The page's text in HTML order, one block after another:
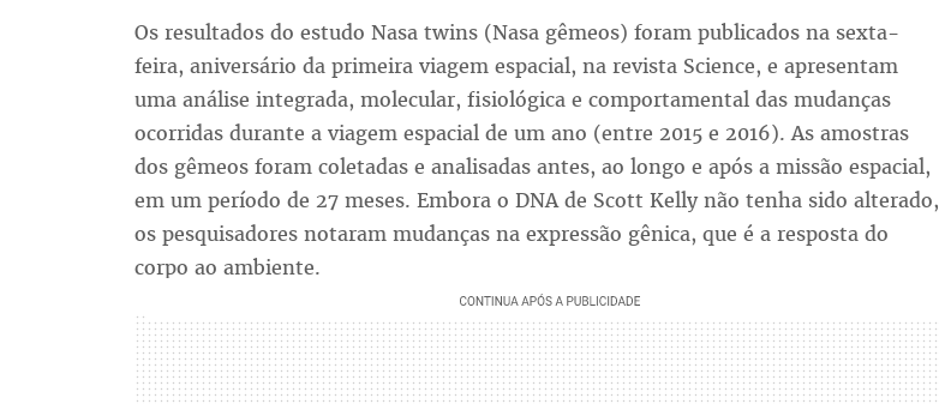
Os resultados do estudo Nasa twins (Nasa gêmeos) foram publicados na sexta-
feira, aniversário da primeira viagem espacial, na revista Science, e apresentam
uma análise integrada, molecular, fisiológica e comportamental das mudanças
ocorridas durante a viagem espacial de um ano (entre 2015 e 2016). As amostras
dos gêmeos foram coletadas e analisadas antes, ao longo e após a missão espacial,
em um período de 27 meses. Embora o DNA de Scott Kelly não tenha sido alterado,
os pesquisadores notaram mudanças na expressão gênica, que é a resposta do
corpo ao ambiente.